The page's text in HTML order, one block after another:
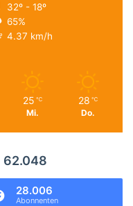
32º - 18º
65%
4.37 km/h
25 ℃
Mi.
28 ℃
Do.
62.048
28.006
Abonnenten